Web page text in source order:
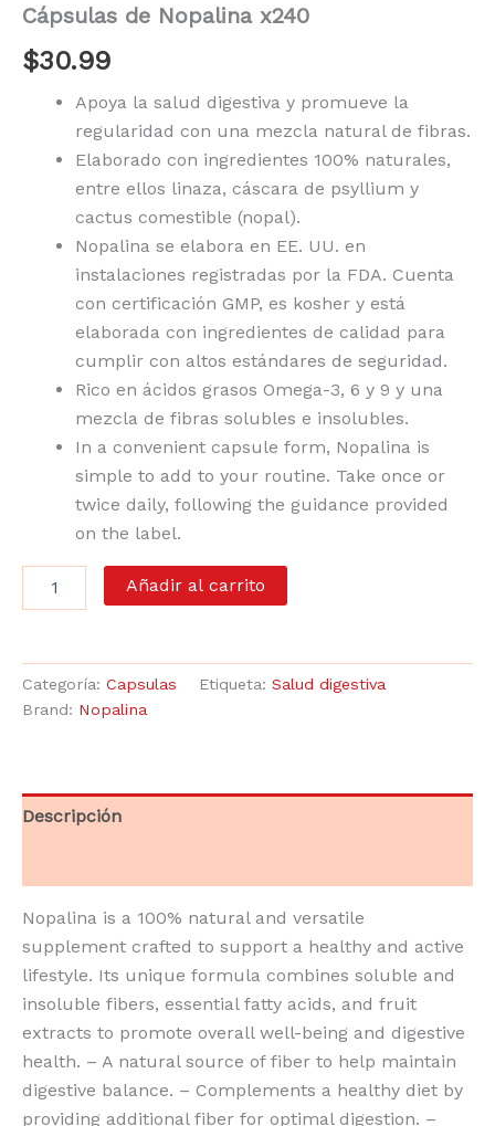
Cápsulas de Nopalina x240
$30.99
Apoya la salud digestiva y promueve la
regularidad con una mezcla natural de fibras.
Elaborado con ingredientes 100% naturales,
entre ellos linaza, cáscara de psyllium y
cactus comestible (nopal).
Nopalina se elabora en EE. UU. en
instalaciones registradas por la FDA. Cuenta
con certificación GMP, es kosher y está
elaborada con ingredientes de calidad para
cumplir con altos estándares de seguridad.
Rico en ácidos grasos Omega-3, 6 y 9 y una
mezcla de fibras solubles e insolubles.
In a convenient capsule form, Nopalina is
simple to add to your routine. Take once or
twice daily, following the guidance provided
on the label.
Añadir al carrito
Categoría: Capsulas Etiqueta: Salud digestiva
Brand: Nopalina
Descripción
Nopalina is a 100% natural and versatile
supplement crafted to support a healthy and active
lifestyle. Its unique formula combines soluble and
insoluble fibers, essential fatty acids, and fruit
extracts to promote overall well-being and digestive
health. – A natural source of fiber to help maintain
digestive balance. – Complements a healthy diet by
providing additional fiber for optimal digestion. –